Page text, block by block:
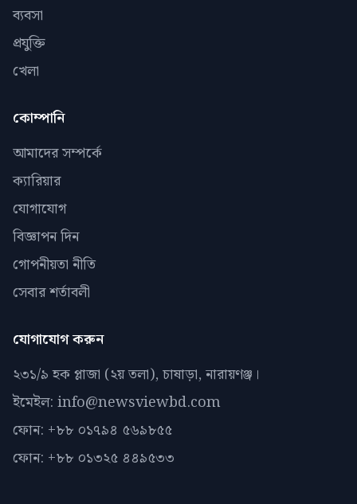
ব্যবসা
প্রযুক্তি
খেলা
কোম্পানি
আমাদের সম্পর্কে
ক্যারিয়ার
যোগাযোগ
বিজ্ঞাপন দিন
গোপনীয়তা নীতি
সেবার শর্তাবলী
যোগাযোগ করুন
২৩১/৯ হক প্লাজা (২য় তলা), চাষাড়া, নারায়ণঞ্জ।
ইমেইল: info@newsviewbd.com
ফোন: +৮৮ ০১৭৯৪ ৫৬৯৮৫৫
ফোন: +৮৮ ০১৩২৫ ৪৪৯৫৩৩